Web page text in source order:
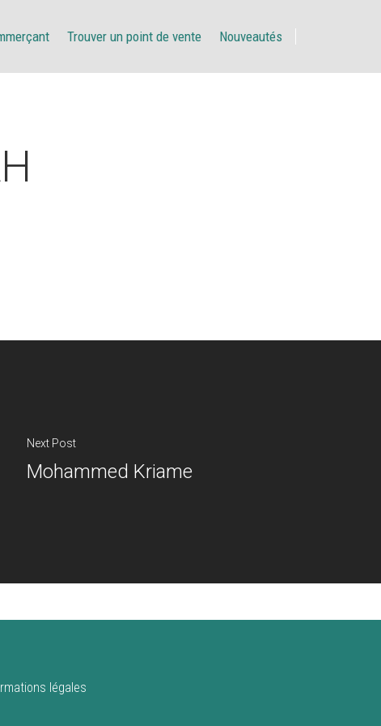
Trouver un point de vente Nouveautés
Next Post
Mohammed Kriame
légales